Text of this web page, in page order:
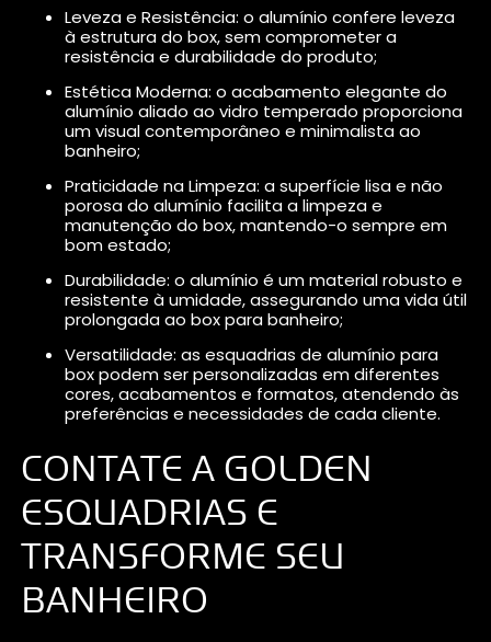
Leveza e Resistência: o alumínio confere leveza
à estrutura do box, sem comprometer a
resistência e durabilidade do produto;
Estética Moderna: o acabamento elegante do
alumínio aliado ao vidro temperado proporciona
um visual contemporâneo e minimalista ao
banheiro;
Praticidade na Limpeza: a superfície lisa e não
porosa do alumínio facilita a limpeza e
manutenção do box, mantendo-o sempre em
bom estado;
Durabilidade: o alumínio é um material robusto e
resistente à umidade, assegurando uma vida útil
prolongada ao box para banheiro;
Versatilidade: as esquadrias de alumínio para
box podem ser personalizadas em diferentes
cores, acabamentos e formatos, atendendo às
preferências e necessidades de cada cliente.
CONTATE A GOLDEN
ESQUADRIAS E
TRANSFORME SEU
BANHEIRO